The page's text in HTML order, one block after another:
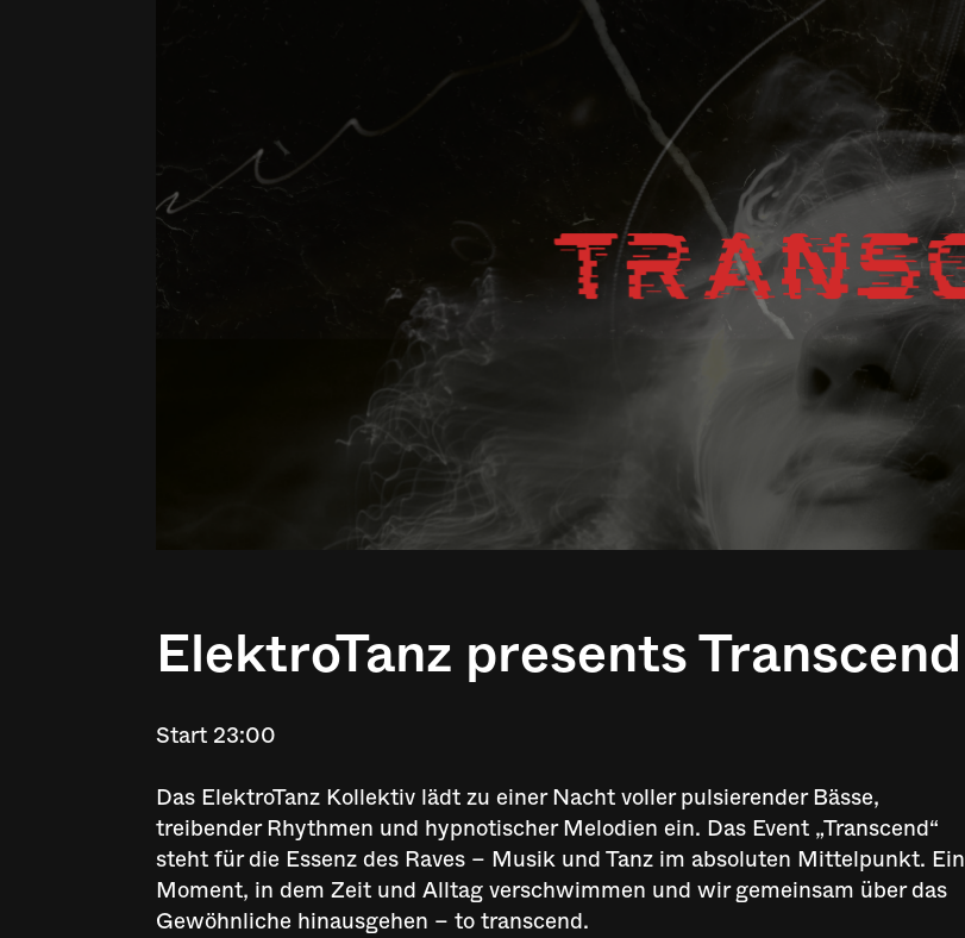
ElektroTanz presents Transcend
Start 23:00
Das ElektroTanz Kollektiv lädt zu einer Nacht voller pulsierender Bässe,
treibender Rhythmen und hypnotischer Melodien ein. Das Event „Transcend“
steht für die Essenz des Raves – Musik und Tanz im absoluten Mittelpunkt. Ein
Moment, in dem Zeit und Alltag verschwimmen und wir gemeinsam über das
Gewöhnliche hinausgehen – to transcend.‍